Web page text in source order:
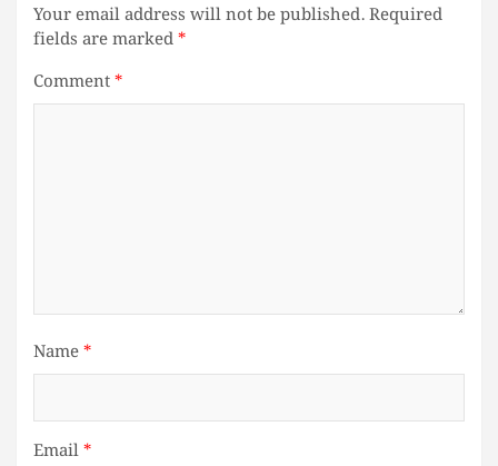
Your email address will not be published.Required
fields are marked*
Comment*
Name*
Email*